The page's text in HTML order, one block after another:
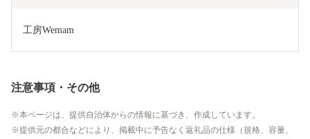
工房Wemam
注意事項・その他
本ページは、提供自治体からの情報に基づき、作成しています。
提供元の都合などにより、掲載中に予告なく返礼品の仕様（規格、容量、